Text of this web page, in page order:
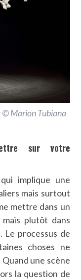
© Marion Tubiana
sur votre
implique une
mais surtout
mettre dans un
plutôt dans
Le processus de
choses ne
une scène
la question de